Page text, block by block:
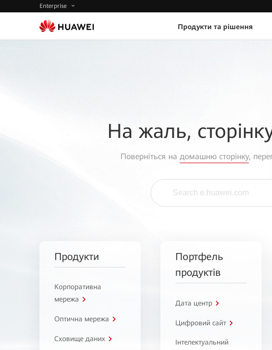
Enterprise
Продукти та рішення
На жаль,
Поверніться на домашню сторінку,
Продукти
Корпоративна
мережа
Оптична мережа
Сховище даних
Портфель
продуктів
Дата центр
Цифровий сайт
Інтелектуальний